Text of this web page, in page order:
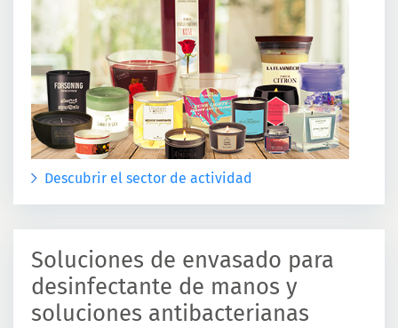
Descubrir el sector de actividad
Soluciones de envasado para
desinfectante de manos y
soluciones antibacterianas